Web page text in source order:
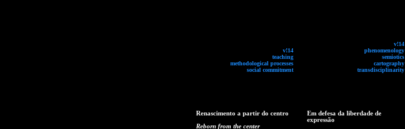
v!14
teaching
methodological processes
social commitment
v!14
phenomenology
semiotics
cartography
transdisciplinarity
Renascimento a partir do centro
Reborn from the center
Em defesa da liberdade de
expressão